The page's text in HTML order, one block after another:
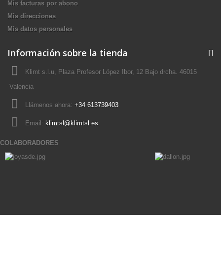
Mis facturas por abono
Mis direcciones
Mis datos personales
Información sobre la tienda
Klimt s.l.u, Plaza Profesor López Ibor, 12 Bajo drcha. 46015
Valencia
Llámenos ahora: +34 613739403
Email: klimtsl@klimtsl.es
COLABORADORES